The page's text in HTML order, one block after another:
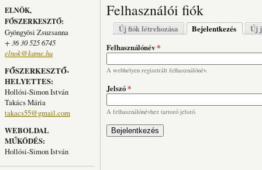
ELNÖK,
FŐSZERKESZTŐ:
Gyöngyösi Zsuzsanna
+ 36 30 525 6745
elnok@kame.hu
FŐSZERKESZTŐ-
HELYETTES:
Hollósi-Simon István
Takács Mária
takacs55@gmail.com
WEBOLDAL
MŰKÖDÉS:
Hollósi-Simon István
Felhasználói fiók
Elsődleges fülek
Új fiók létrehozása Bejelentkezés (aktív
Új
Felhasználónév*
A webhelyen regisztrált felhasználónév.
Jelszó*
A felhasználónévhez tartozó jelszó.